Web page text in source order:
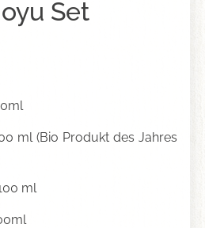
Set
ml (Bio Produkt des Jahres
ml